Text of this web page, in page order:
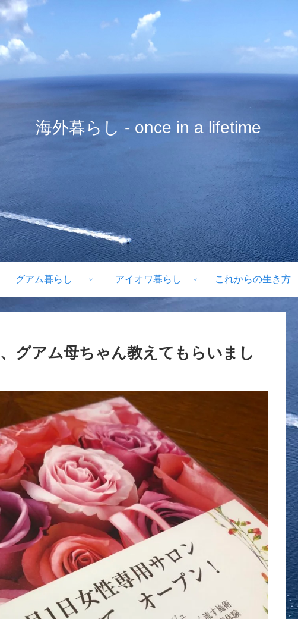
海外暮らし - once in a lifetime
グアム暮らし アイオワ暮らし これからの生き方
グアム母ちゃん教えてもらいまし